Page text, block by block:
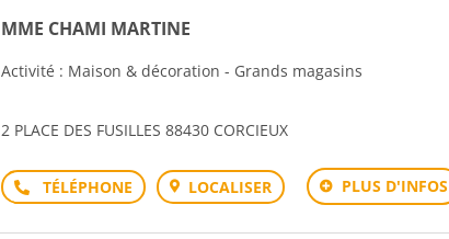
MME CHAMI MARTINE
Activité : Maison & décoration - Grands magasins
2 PLACE DES FUSILLES 88430 CORCIEUX
Téléphone LOCALISER PLUS D'INFOS